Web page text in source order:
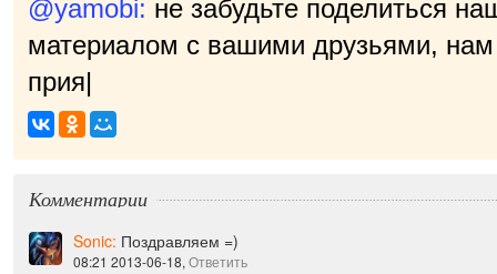
@yamobi: не забудьте поделиться
материалом с вашими друзьями, нам
приятно!
Комментарии
Sonic: Поздравляем =)
08:21 2013-06-18, Ответить